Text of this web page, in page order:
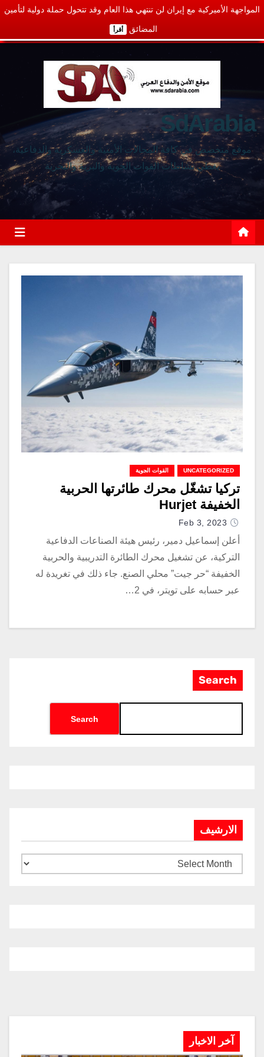
المواجهة الأميركية مع إيران لن تنتهي هذا العام وقد تتحول حملة دولية لتأمين
المضائق أقرأ
SdArabia
موقع متخصص في كافة المجالات الأمنية والعسكرية والدفاعية،
يغطي نشاطات القوات الجوية والبرية والبحرية
UNCATEGORIZED القوات الجوية
تركيا تشغّل محرك طائرتها الحربية
الخفيفة Hurjet
Feb 3, 2023
أعلن إسماعيل دمير، رئيس هيئة الصناعات الدفاعية
التركية، عن تشغيل محرك الطائرة التدريبية والحربية
الخفيفة “حر جيت” محلي الصنع. جاء ذلك في تغريدة له
عبر حسابه على تويتر، في 2…
Search
Search
الارشيف
آخر الاخبار